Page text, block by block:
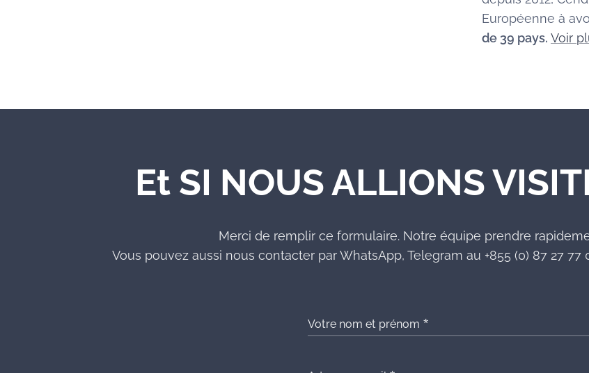
Européenne à
de 39 pays. Voir
Et SI NOUS ALLIONS
Merci de remplir ce formulaire. Notre équipe prendre
Vous pouvez aussi nous contacter par WhatsApp, Telegram au +855 (0) 87 27 77
Votre nom et prénom